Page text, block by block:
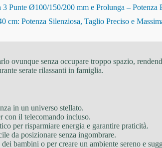
Punte Ø100/150/200 mm e Prolunga – Potenza
cm: Potenza Silenziosa, Taglio Preciso e
ovunque senza occupare troppo spazio,
serate rilassanti in famiglia.
in un universo stellato.
con il telecomando incluso.
per risparmiare energia e garantire praticità.
da posizionare senza ingombrare.
bambini o per creare un ambiente sereno e